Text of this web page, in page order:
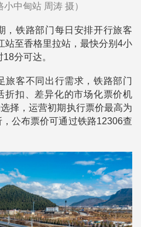
小中甸站 周涛 摄）
，铁路部门每日安排开行旅客
站至香格里拉站，最快分别4小
分可达。
旅客不同出行需求，铁路部门
折扣、差异化的市场化票价机
择，运营初期执行票价最高为
公布票价可通过铁路12306查